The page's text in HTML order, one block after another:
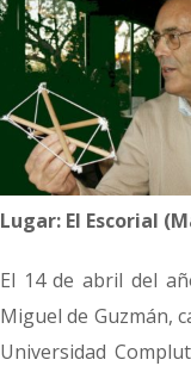
Lugar: El Escorial
El 14 de abril del
Miguel de Guzmán,
Universidad